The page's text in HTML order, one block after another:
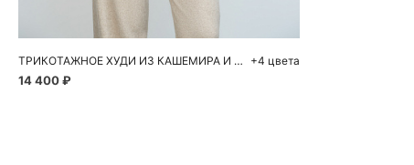
ТРИКОТАЖНОЕ ХУДИ ИЗ КАШЕМИРА И ШЕРСТИ
14 400 ₽
+4 цвета